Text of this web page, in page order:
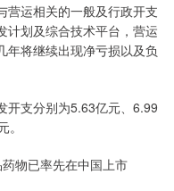
营运相关的一般及行政开支
计划及综合技术平台，营运
年将继续出现净亏损以及负
开支分别为5.63亿元、6.99
物已率先在中国上市